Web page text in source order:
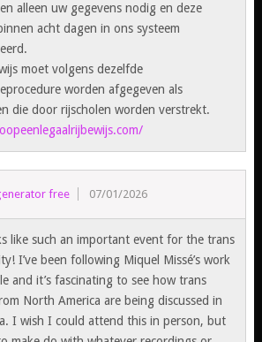
alleen uw gegevens nodig en deze
acht dagen in ons systeem
moet volgens dezelfde
worden afgegeven als
die door rijscholen worden verstrekt.
free 07/01/2026
like such an important event for the trans
I’ve been following Miquel Missé’s work
and it’s fascinating to see how trans
North America are being discussed in
I wish I could attend this in person, but